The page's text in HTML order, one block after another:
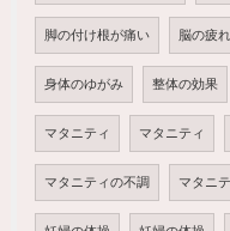
脚の付け根が痛い 脳の疲れ
身体のゆがみ 整体の効果
マタニティ マタニティ
マタニティの不調 マタニ